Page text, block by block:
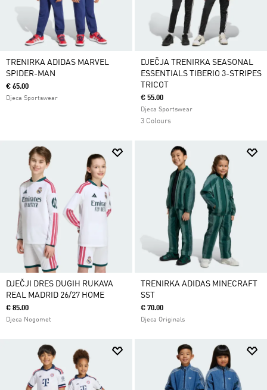
TRENIRKA ADIDAS MARVEL
SPIDER-MAN
€ 65.00
Djeca Sportswear
DJEČJA TRENIRKA SEASONAL
ESSENTIALS TIBERIO 3-STRIPES
TRICOT
€ 55.00
Djeca Sportswear
3 Colours
DJEČJI DRES DUGIH RUKAVA
REAL MADRID 26/27 HOME
€ 85.00
Djeca Nogomet
TRENIRKA ADIDAS MINECRAFT
SST
€ 70.00
Djeca Originals